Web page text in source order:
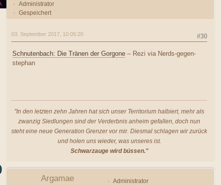
Administrator
Gespeichert
#30
03. September 2017, 10:05:20
Schnutenbach: Die Tränen der Gorgone – Rezi via Nerds-gegen-
stephan
"In den letzten zehn Jahren hat sich unser Territorium halbiert, mehr als
zwanzig Siedlungen sind der Verderbnis anheim gefallen, doch nun
steht eine neue Generation Grenzer vor mir. Diesmal schlagen wir zurück
und holen uns wieder, was unseres ist.
Schwarzauge wird büssen."
Argamae
Administrator